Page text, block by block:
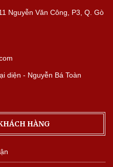
Nguyễn Văn Công, P3, Q. Gò
diện - Nguyễn Bá Toàn
HÀNG